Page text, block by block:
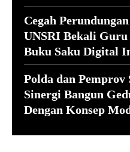
Cegah
UNSRI Bekali Guru
Buku Saku Digital
Polda dan Pemprov
Sinergi Bangun
Dengan Konsep